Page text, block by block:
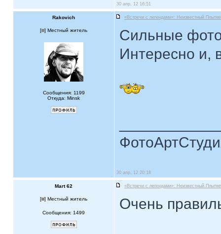
30 апр, 12 16:51
Rakovich «Встречи с легендами»: Неизвестный
[ ] Местный житель
Сообщения: 1199
Откуда: Minsk
Сильные
Интересно и,
30 апр, 12 20:18
Mart 62 «Встречи с легендами»: Неизвестный
[ ] Местный житель
Сообщения: 1499
Очень